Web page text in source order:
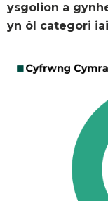
ysgolion a
yn ôl categori